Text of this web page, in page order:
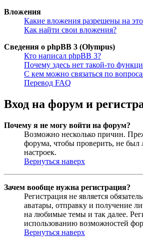
Вложения
Какие вложения разрешены на
Как найти свои вложения?
Сведения о phpBB 3 (Olympus)
Кто написал phpBB 3?
Почему здесь нет такой-то
С кем можно связаться по
Перевод FAQ
Вход на форум и
Почему я не могу войти на форум?
Возможно несколько причин.
форума, чтобы проверить, не был
настроек.
Вернуться наверх
Зачем вообще нужна регистрация?
Регистрация не является
аватары, отправку и получение
на любимые темы и так далее.
использованию возможностей
Вернуться наверх